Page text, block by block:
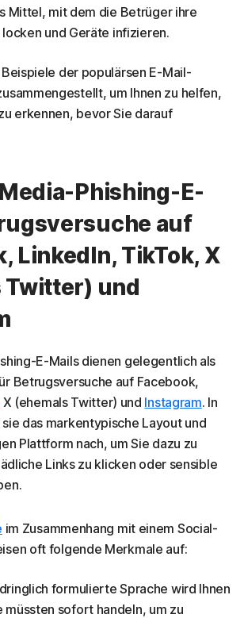
Mittel, mit dem die Betrüger ihre
und Geräte infizieren.
der populärsen E-Mail-
um Ihnen zu helfen,
erkennen, bevor Sie darauf
Phishing-E-
auf
LinkedIn, TikTok, X
Twitter) und
E-Mails dienen gelegentlich als
Betrugsversuche auf Facebook,
X (ehemals Twitter) und Instagram. In
das markentypische Layout und
Plattform nach, um Sie dazu zu
Links zu klicken oder sensible
im Zusammenhang mit einem Social-
oft folgende Merkmale auf:
formulierte Sprache wird Ihnen
müssten sofort handeln, um zu